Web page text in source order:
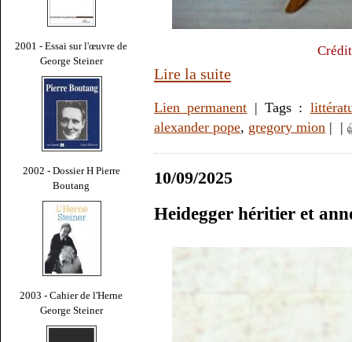
2001 - Essai sur l'œuvre de
George Steiner
2002 - Dossier H Pierre
Boutang
2003 - Cahier de l'Herne
George Steiner
Lire la suite
Lien permanent | Tags :
alexander pope, gregory mion | |
10/09/2025
Heidegger héritier et